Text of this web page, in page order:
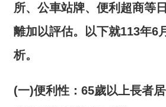
個
資
料
所、公車站牌、便利超商等
離加以評估。以下就113年6
析。
(一)便利性： 65歲以上長者